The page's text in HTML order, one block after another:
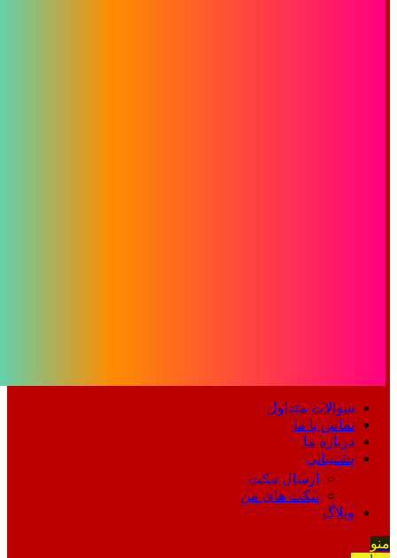
سوالات متداول
تماس با ما
درباره ما
پشتیبانی
ارسال تیکت
تیکت های من
وبلاگ
منو